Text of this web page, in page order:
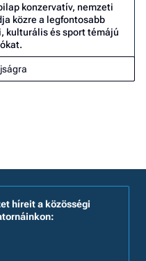
konzervatív, nemzeti
közre a legfontosabb
kulturális és sport témájú
híreit a közösségi